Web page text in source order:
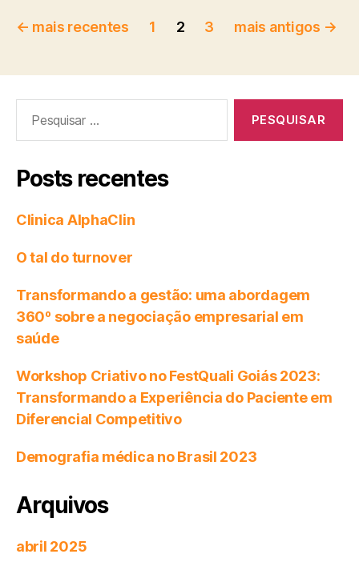
← mais recentes 1 2 3 mais antigos →
Posts recentes
Clinica AlphaClin
O tal do turnover
Transformando a gestão: uma abordagem
360º sobre a negociação empresarial em
saúde
Workshop Criativo no FestQuali Goiás 2023:
Transformando a Experiência do Paciente em
Diferencial Competitivo
Demografia médica no Brasil 2023
Arquivos
abril 2025